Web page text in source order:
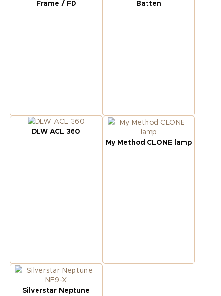
Frame / FD
Batten
DLW ACL 360
My Method CLONE lamp
Silverstar Neptune